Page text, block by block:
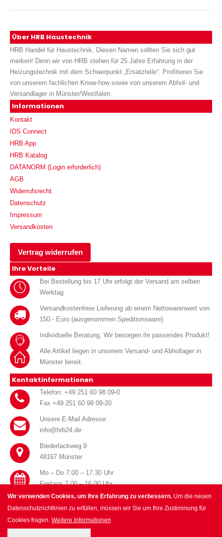
Wir verwenden Cookies, um Ihre Erfahrung zu verbessern. Um die neuen
Datenschutzrichtlinien zu erfüllen, müssen wir Sie um Ihre Zustimmung für
Cookies fragen. Weitere Informationen
Über HRB Haustechnik
HRB Handel für Haustechnik. Diesen Namen sollten Sie sich gut
merken! Denn wir von HRB stehen für 25 Jahre Erfahrung in der
Heizungstechnik mit dem Schwerpunkt „Ersatzteile“. Profitieren Sie
von unserem fachlichen Know-how sowie von unserem Abhol- und
Versandlager in Münster/Westfalen.
Informationen
Kontakt
IDS Connect
HRB App
HRB Katalog
DATANORM (Login erforderlich)
AGB
Widerrufsrecht
Datenschutz
Impressum
Versandkosten
Vertrag widerrufen
Ihre Vorteile
Bei Bestellung bis 17 Uhr erfolgt der Versand am selben
Werktag
Versandkostenfreie Lieferung ab einem Nettowarenwert von
150.- Euro (ausgenommen Speditionsware).
Individuelle Beratung. Wir besorgen ihr passendes Produkt!
Alle Artikel liegen in unserem Versand- und Abhollager in
Münster bereit.
Kontaktinformationen
Telefon: +49 251 60 98 09-0
Fax +49 251 60 98 09-20
Unsere E-Mail Adresse:
info@hrb24.de
Biederlackweg 9
48167 Münster
Mo – Do 7.00 – 17.30 Uhr
Freitags 7.00 – 16.00 Uhr